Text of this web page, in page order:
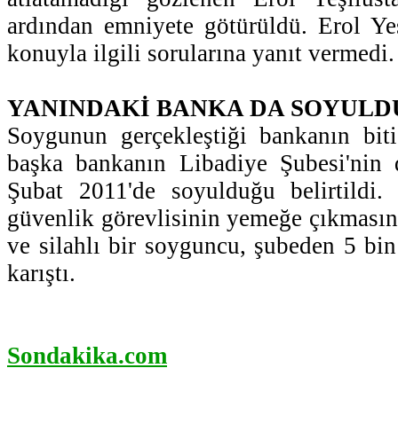
ardından emniyete götürüldü. Erol
konuyla ilgili sorularına yanıt vermedi.
YANINDAKİ BANKA DA
Soygunun gerçekleştiği bankanın
başka bankanın Libadiye
Şubat 2011'de soyulduğu belirtildi.
güvenlik görevlisinin yemeğe
ve silahlı bir soyguncu, şubeden 5
karıştı.
Sondakika.com